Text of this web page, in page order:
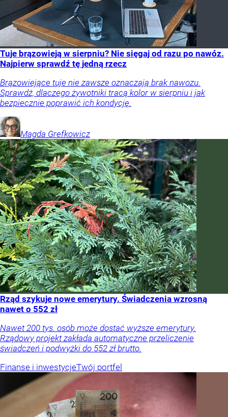
Tuje brązowieją w sierpniu? Nie sięgaj od razu po nawóz.
Najpierw sprawdź tę jedną rzecz
Brązowiejące tuje nie zawsze oznaczają brak nawozu.
Sprawdź, dlaczego żywotniki tracą kolor w sierpniu i jak
bezpiecznie poprawić ich kondycję.
Magda Grefkowicz
Rząd szykuje nowe emerytury. Świadczenia wzrosną
nawet o 552 zł
Nawet 200 tys. osób może dostać wyższe emerytury.
Rządowy projekt zakłada automatyczne przeliczenie
świadczeń i podwyżki do 552 zł brutto.
Finanse i inwestycjeTwój portfel